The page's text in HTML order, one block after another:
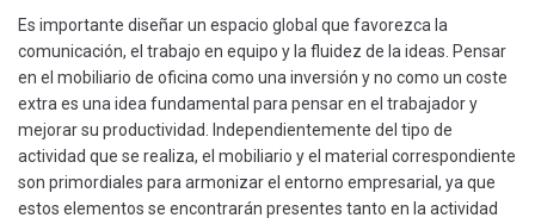
Es importante diseñar un espacio global que favorezca la
comunicación, el trabajo en equipo y la fluidez de la ideas. Pensar
en el mobiliario de oficina como una inversión y no como un coste
extra es una idea fundamental para pensar en el trabajador y
mejorar su productividad. Independientemente del tipo de
actividad que se realiza, el mobiliario y el material correspondiente
son primordiales para armonizar el entorno empresarial, ya que
estos elementos se encontrarán presentes tanto en la actividad